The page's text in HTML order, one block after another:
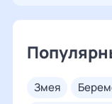
змея